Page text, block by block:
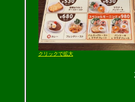
クリックで拡大